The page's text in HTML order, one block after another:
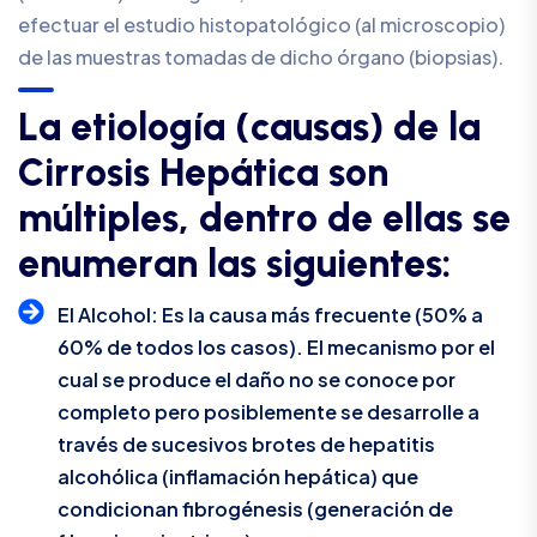
efectuar el estudio histopatológico (al microscopio)
de las muestras tomadas de dicho órgano (biopsias).
La etio ogía (causas) de a
Cirrosis Hepática son
mú tip es, dentro de e as se
enumeran as siguientes:
El Alcohol: Es la causa más frecuente (50% a
60% de todos los casos). El mecanismo por el
cual se produce el daño no se conoce por
completo pero posiblemente se desarrolle a
través de sucesivos brotes de hepatitis
alcohólica (inflamación hepática) que
condicionan fibrogénesis (generación de